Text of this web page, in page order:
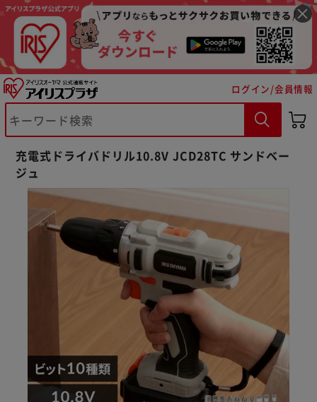
ログイン/会員情報
充電式ドライバドリル10.8V JCD28TC サンドベー
ジュ